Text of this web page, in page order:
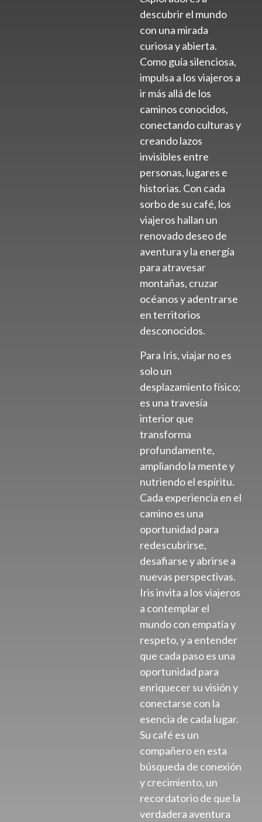
descubrir el mundo
con una mirada
curiosa y abierta.
Como guía silenciosa,
impulsa a los viajeros a
ir más allá de los
caminos conocidos,
conectando culturas y
creando lazos
invisibles entre
personas, lugares e
historias. Con cada
sorbo de su café, los
viajeros hallan un
renovado deseo de
aventura y la energía
para atravesar
montañas, cruzar
océanos y adentrarse
en territorios
desconocidos.
Para Iris, viajar no es
solo un
desplazamiento físico;
es una travesía
interior que
transforma
profundamente,
ampliando la mente y
nutriendo el espíritu.
Cada experiencia en el
camino es una
oportunidad para
redescubrirse,
desafiarse y abrirse a
nuevas perspectivas.
Iris invita a los viajeros
a contemplar el
mundo con empatía y
respeto, y a entender
que cada paso es una
oportunidad para
enriquecer su visión y
conectarse con la
esencia de cada lugar.
Su café es un
compañero en esta
búsqueda de conexión
y crecimiento, un
recordatorio de que la
verdadera aventura